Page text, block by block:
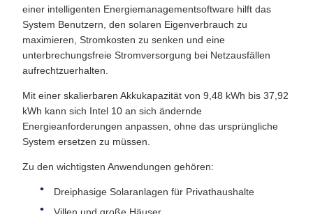
einer intelligenten Energiemanagementsoftware hilft das
System Benutzern, den solaren Eigenverbrauch zu
maximieren, Stromkosten zu senken und eine
unterbrechungsfreie Stromversorgung bei Netzausfällen
aufrechtzuerhalten.
Mit einer skalierbaren Akkukapazität von 9,48 kWh bis 37,92
kWh kann sich Intel 10 an sich ändernde
Energieanforderungen anpassen, ohne das ursprüngliche
System ersetzen zu müssen.
Zu den wichtigsten Anwendungen gehören:
Dreiphasige Solaranlagen für Privathaushalte